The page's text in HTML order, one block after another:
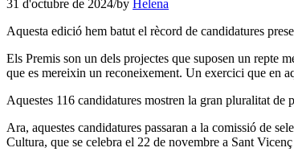
31 d'octubre de 2024/by Helena
Aquesta edició hem batut el rècord de candidatures
Els Premis son un dels projectes que suposen un repte
que es mereixin un reconeixement. Un exercici que en
Aquestes 116 candidatures mostren la gran pluralitat
Ara, aquestes candidatures passaran a la comissió de
Cultura, que se celebra el 22 de novembre a Sant